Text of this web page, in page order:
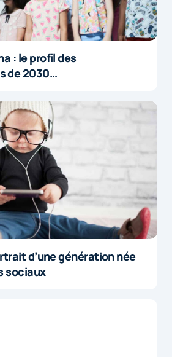
: le profil des
de 2030…
d’une génération née
sociaux